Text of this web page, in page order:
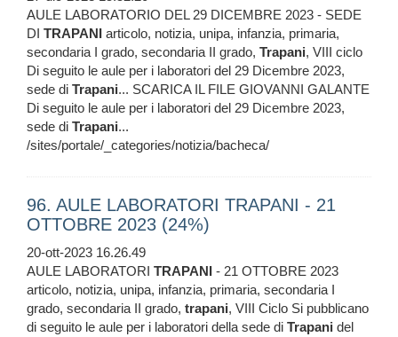
AULE LABORATORIO DEL 29 DICEMBRE 2023 - SEDE
DI TRAPANI articolo, notizia, unipa, infanzia, primaria,
secondaria I grado, secondaria II grado, Trapani, VIII ciclo
Di seguito le aule per i laboratori del 29 Dicembre 2023,
sede di Trapani... SCARICA IL FILE GIOVANNI GALANTE
Di seguito le aule per i laboratori del 29 Dicembre 2023,
sede di Trapani...
/sites/portale/_categories/notizia/bacheca/
96. AULE LABORATORI TRAPANI - 21
OTTOBRE 2023 (24%)
20-ott-2023 16.26.49
AULE LABORATORI TRAPANI - 21 OTTOBRE 2023
articolo, notizia, unipa, infanzia, primaria, secondaria I
grado, secondaria II grado, trapani, VIII Ciclo Si pubblicano
di seguito le aule per i laboratori della sede di Trapani del